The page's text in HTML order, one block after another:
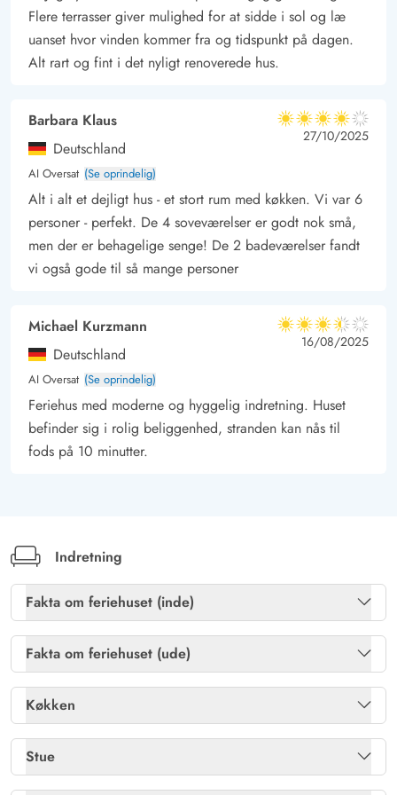
strækker sig så langt øjet rækker, ideel til lange gåture,
solbadning og afslapning. Vesterhavet er perfekt til badeferier
om sommeren og spændende strandaktiviteter som kitebuggy
naturoplevelser for dem, der gerne vil gå på opdagelse i det
nærliggende klitlandskab og opleve det rige dyreliv, som
området er kendt for. Uanset om du er til blot at nyde solen,
tage en dukkert i Vesterhavet eller udforske naturen, så er
Rindby Strand et ideelt valg for en dejlig ferieoplevelse.
Flere terrasser giver mulighed for at sidde i sol og læ
uanset hvor vinden kommer fra og tidspunkt på dagen.
Alt rart og fint i det nyligt renoverede hus.
Barbara Klaus
Deutschland
AI Oversat (Se oprindelig)
4 ud af 5
4 ud af 5
4 out of 5
27/10/2025
Alt i alt et dejligt hus - et stort rum med køkken. Vi var 6
personer - perfekt. De 4 soveværelser er godt nok små,
men der er behagelige senge! De 2 badeværelser fandt
vi også gode til så mange personer
Michael Kurzmann
Deutschland
AI Oversat (Se oprindelig)
3.5 ud af 5
3.5 ud af 5
3.5 out of 5
16/08/2025
Feriehus med moderne og hyggelig indretning. Huset
befinder sig i rolig beliggenhed, stranden kan nås til
fods på 10 minutter.
Indretning
Fakta om feriehuset (inde)
Brændeovn
Ja
Sauna Ja
Tømmespa, antal pers.
Fakta om feriehuset (ude)
Havemøbler
Ja
Naturgrund Ja
Køkken
Køleskab
Ja
Stue